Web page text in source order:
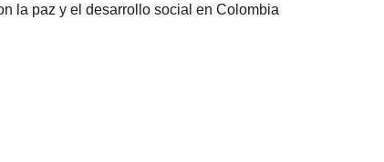
la paz y el desarrollo social en Colombia